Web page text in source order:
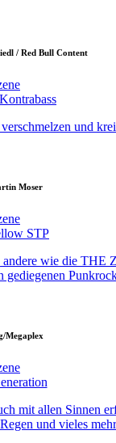
/ Red Bull Content
und
Moser
STP
wie die
Megaplex
mit allen Sinnen
und vieles